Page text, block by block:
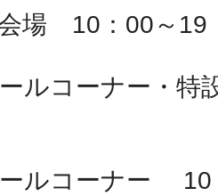
場 10：00～19
ルコーナー・
ルコーナー